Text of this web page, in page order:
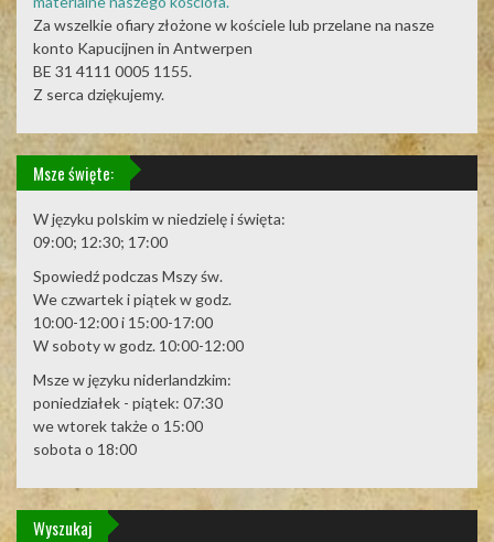
Za wszelkie ofiary złożone w kościele lub przelane na nasze
konto Kapucijnen in Antwerpen
BE 31 4111 0005 1155.
Z serca dziękujemy.
Msze święte:
W języku polskim w niedzielę i święta:
09:00; 12:30; 17:00
Spowiedź podczas Mszy św.
We czwartek i piątek w godz.
10:00-12:00 i 15:00-17:00
W soboty w godz. 10:00-12:00
Msze w języku niderlandzkim:
poniedziałek - piątek: 07:30
we wtorek także o 15:00
sobota o 18:00
Wyszukaj